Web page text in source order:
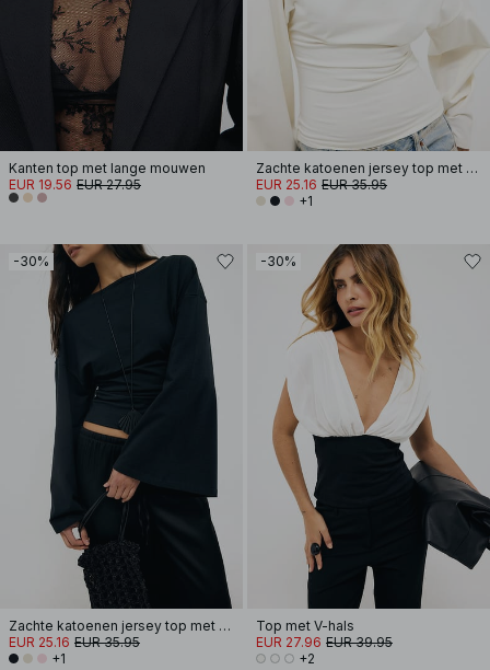
Kanten top met lange mouwen
EUR 19.56 EUR 27.95
Zachte katoenen jersey top met wijde mouwen
EUR 25.16 EUR 35.95
+1
-30%
Zachte katoenen jersey top met wijde mouwen
EUR 25.16 EUR 35.95
+1
-30%
Top met V-hals
EUR 27.96 EUR 39.95
+2